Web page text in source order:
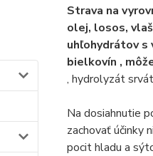
Strava na
olej, losos,
uhľohydrátov s
bielkovín ,
, hydrolyzát
Na dosiahnutie
zachovať účinky
pocit hladu a